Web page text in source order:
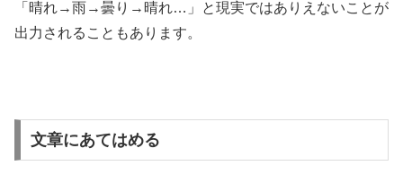
「晴れ→雨→曇り→晴れ…」と現実ではありえないことが
出力されることもあります。
文章にあてはめる